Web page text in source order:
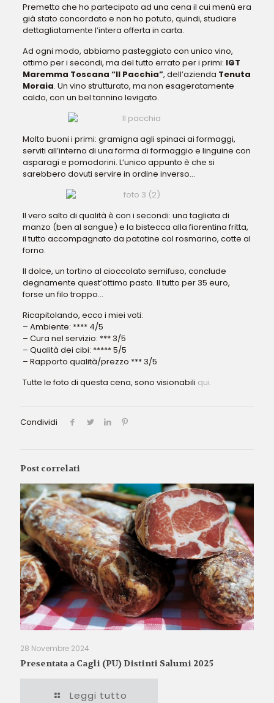
Premetto che ho partecipato ad una cena il cui menù era
già stato concordato e non ho potuto, quindi, studiare
dettagliatamente l’intera offerta in carta.
Ad ogni modo, abbiamo pasteggiato con unico vino,
ottimo per i secondi, ma del tutto errato per i primi: IGT
Maremma Toscana “Il Pacchia”, dell’azienda Tenuta
Moraia. Un vino strutturato, ma non esageratamente
caldo, con un bel tannino levigato.
Molto buoni i primi: gramigna agli spinaci ai formaggi,
serviti all’interno di una forma di formaggio e linguine con
asparagi e pomodorini. L’unico appunto è che si
sarebbero dovuti servire in ordine inverso…
Il vero salto di qualità è con i secondi: una tagliata di
manzo (ben al sangue) e la bistecca alla fiorentina fritta,
il tutto accompagnato da patatine col rosmarino, cotte al
forno.
Il dolce, un tortino al cioccolato semifuso, conclude
degnamente quest’ottimo pasto. Il tutto per 35 euro,
forse un filo troppo…
Ricapitolando, ecco i miei voti:
– Ambiente: **** 4/5
– Cura nel servizio: *** 3/5
– Qualità dei cibi: ***** 5/5
– Rapporto qualità/prezzo *** 3/5
Tutte le foto di questa cena, sono visionabili qui.
Condividi
Post correlati
28 Novembre 2024
Presentata a Cagli (PU) Distinti Salumi 2025
Leggi tutto